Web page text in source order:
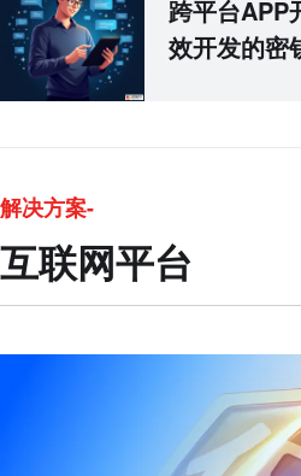
跨平台APP
效开发的密
解决方案-
互联网平台